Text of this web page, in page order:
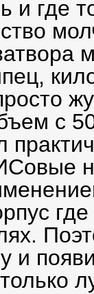
и где
с